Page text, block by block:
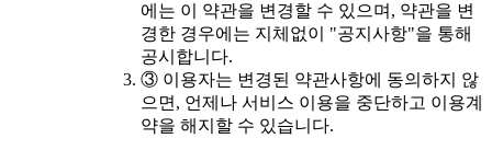
에는 이 약관을 변경할 수 있으며, 약관을 변
경한 경우에는 지체없이 "공지사항"을 통해
공시합니다.
③ 이용자는 변경된 약관사항에 동의하지 않
으면, 언제나 서비스 이용을 중단하고 이용계
약을 해지할 수 있습니다.